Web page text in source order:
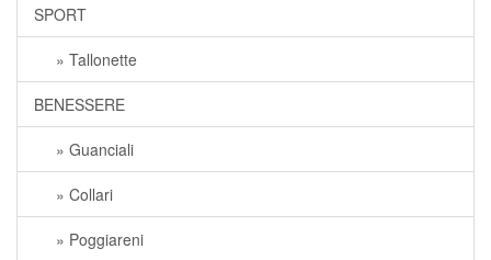
SPORT
» Tallonette
BENESSERE
» Guanciali
» Collari
» Poggiareni